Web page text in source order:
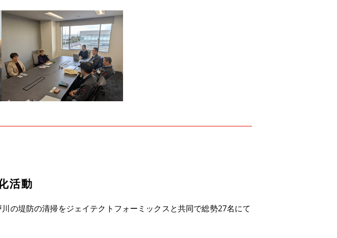
活動
の堤防の清掃をジェイテクトフォーミックスと共同で総勢27名にて